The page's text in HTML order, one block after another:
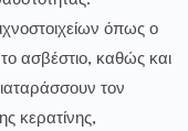
όπως ο
ασβέστιο, καθώς και
τον
κερατίνης,